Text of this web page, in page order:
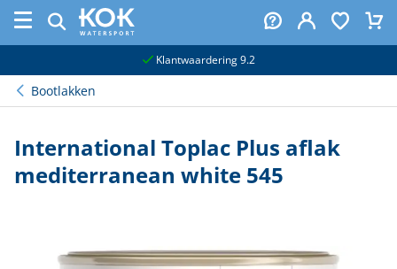
Klantwaardering 9.2
Bootlakken
International Toplac Plus aflak
mediterranean white 545